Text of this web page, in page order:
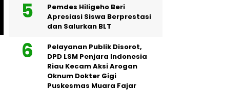
Kapolres Binjai ajak PJU Safari Salat Jumat
Pemdes Hiligeho Beri
Apresiasi Siswa Berprestasi
dan Salurkan BLT
Pelayanan Publik Disorot,
DPD LSM Penjara Indonesia
Riau Kecam Aksi Arogan
Oknum Dokter Gigi
Puskesmas Muara Fajar